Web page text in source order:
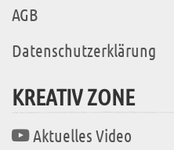
AGB
Datenschutzerklärung
KREATIV ZONE
Aktuelles Video